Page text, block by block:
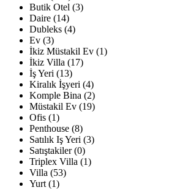
Butik Otel (3)
Daire (14)
Dubleks (4)
Ev (3)
İkiz Müstakil Ev (1)
İkiz Villa (17)
İş Yeri (13)
Kiralık İşyeri (4)
Komple Bina (2)
Müstakil Ev (19)
Ofis (1)
Penthouse (8)
Satılık Iş Yeri (3)
Satıştakiler (0)
Triplex Villa (1)
Villa (53)
Yurt (1)